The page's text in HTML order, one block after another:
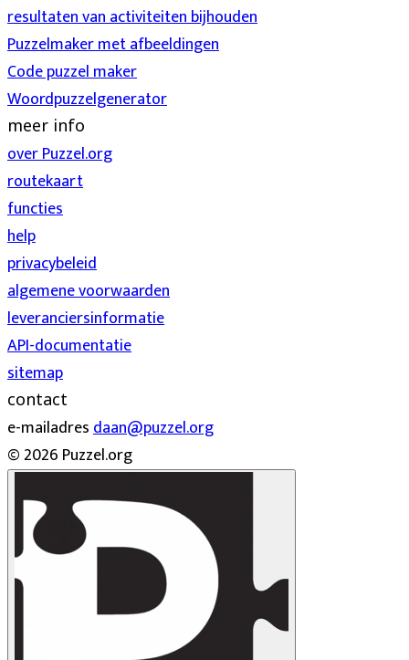
resultaten van activiteiten bijhouden
Puzzelmaker met afbeeldingen
Code puzzel maker
Woordpuzzelgenerator
meer info
over Puzzel.org
routekaart
functies
help
privacybeleid
algemene voorwaarden
leveranciersinformatie
API-documentatie
sitemap
contact
e-mailadresdaan@puzzel.org
© 2026 Puzzel.org